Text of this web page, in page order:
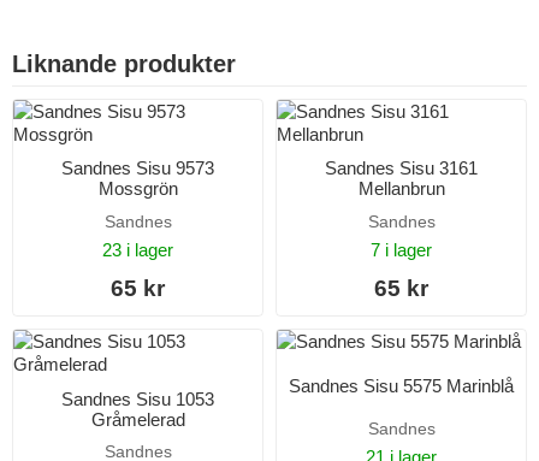
Liknande produkter
Sandnes Sisu 9573
Mossgrön
Sandnes
23 i lager
65 kr
Sandnes Sisu 3161
Mellanbrun
Sandnes
7 i lager
65 kr
Sandnes Sisu 1053
Gråmelerad
Sandnes
Sandnes Sisu 5575 Marinblå
Sandnes
21 i lager